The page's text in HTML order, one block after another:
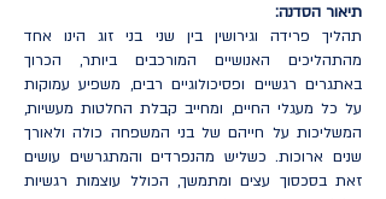
תיאור הסדנה:
תהליך פרידה וגירושין בין שני בני זוג הינו אחד
מהתהליכים האנושיים המורכבים ביותר, הכרוך
באתגרים רגשיים ופסיכולוגיים רבים, משפיע עמוקות
על כל מעגלי החיים, ומחייב קבלת החלטות מעשיות,
המשליכות על חייהם של בני המשפחה כולה ולאורך
שנים ארוכות. כשליש מהנפרדים והמתגרשים עושים
זאת בסכסוך עצים ומתמשך, הכולל עוצמות רגשיות